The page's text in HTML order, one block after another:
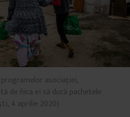
asociației,
de fiica ei să ducă pachetele
4 aprilie 2020)